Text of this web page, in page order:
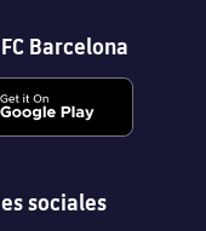
Barcelona
sociales